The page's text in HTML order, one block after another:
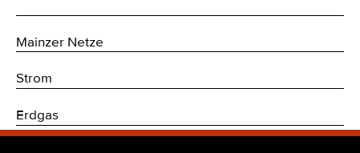
Mainzer Netze
Strom
Erdgas